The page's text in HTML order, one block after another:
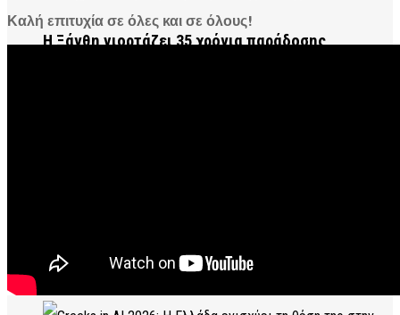
Η Ξάνθη γιορτάζει 35 χρόνια παράδοσης
Ο Μαυρόγυπας και η τεχνητή παροχή τροφής
Καλή επιτυχία σε όλες και σε όλους!